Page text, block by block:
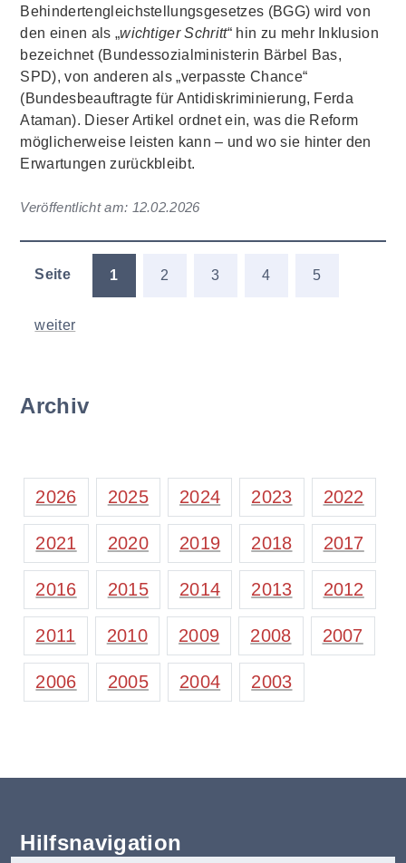
Behindertengleichstellungsgesetzes (BGG) wird von
den einen als „wichtiger Schritt“ hin zu mehr Inklusion
bezeichnet (Bundessozialministerin Bärbel Bas,
SPD), von anderen als „verpasste Chance“
(Bundesbeauftragte für Antidiskriminierung, Ferda
Ataman). Dieser Artikel ordnet ein, was die Reform
möglicherweise leisten kann – und wo sie hinter den
Erwartungen zurückbleibt.
Veröffentlicht am: 12.02.2026
Seite 1 2 3 4 5
weiter
Archiv
2026 2025 2024 2023 2022
2021 2020 2019 2018 2017
2016 2015 2014 2013 2012
2011 2010 2009 2008 2007
2006 2005 2004 2003
Hilfsnavigation